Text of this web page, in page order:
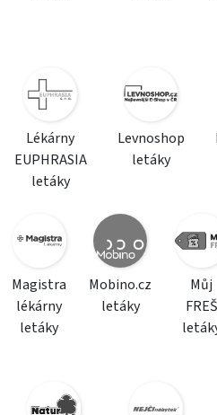
Lékárny
EUPHRASIA
letáky
Levnoshop
letáky
Magistra
lékárny
letáky
Mobino.cz
letáky
Můj
FREŠ